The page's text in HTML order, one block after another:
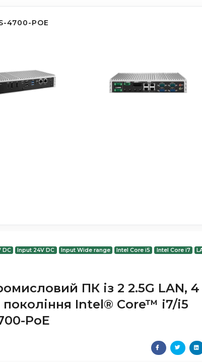
4700-POE
DC Input 24V DC Input Wide range Intel Core i5 Intel Core i7
ПК із 2 2.5G LAN, 4
покоління Intel® Core™ i7/i5
PoE